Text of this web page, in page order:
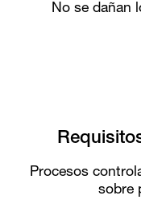
No se dañan
Procesos
sobre